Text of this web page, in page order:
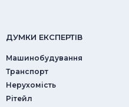
ДУМКИ ЕКСПЕРТIВ
Машинобудування
Транспорт
Нерухомість
Рітейл